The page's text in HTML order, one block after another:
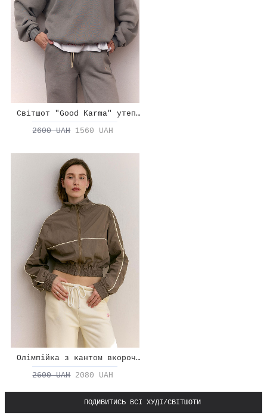
Світшот "Good Karma" утеплений
2600 UAH 1560 UAH
Олімпійка з кантом вкорочена
2600 UAH 2080 UAH
ПОДИВИТИСЬ ВСІ ХУДІ/СВІТШОТИ